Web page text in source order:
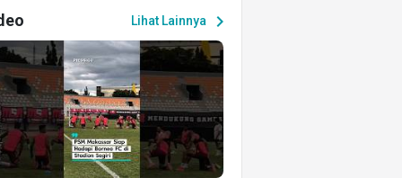
Lihat Lainnya chevron_right